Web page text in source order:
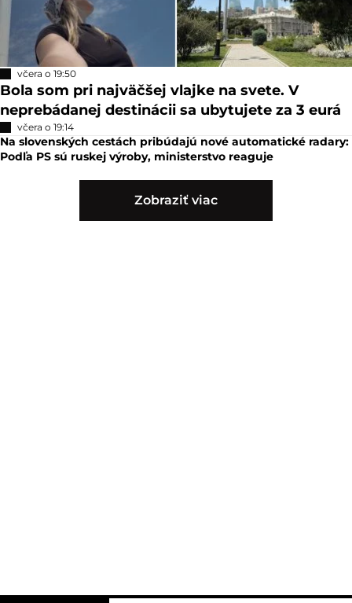
včera o 19:50
Bola som pri najväčšej vlajke na svete. V
neprebádanej destinácii sa ubytujete za 3 eurá
včera o 19:14
Na slovenských cestách pribúdajú nové automatické radary:
Podľa PS sú ruskej výroby, ministerstvo reaguje
Zobraziť viac